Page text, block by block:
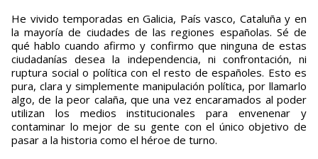
He vivido temporadas en Galicia, País vasco, Cataluña y en
la mayoría de ciudades de las regiones españolas. Sé de
qué hablo cuando afirmo y confirmo que ninguna de estas
ciudadanías desea la independencia, ni confrontación, ni
ruptura social o política con el resto de españoles. Esto es
pura, clara y simplemente manipulación política, por llamarlo
algo, de la peor calaña, que una vez encaramados al poder
utilizan los medios institucionales para envenenar y
contaminar lo mejor de su gente con el único objetivo de
pasar a la historia como el héroe de turno.